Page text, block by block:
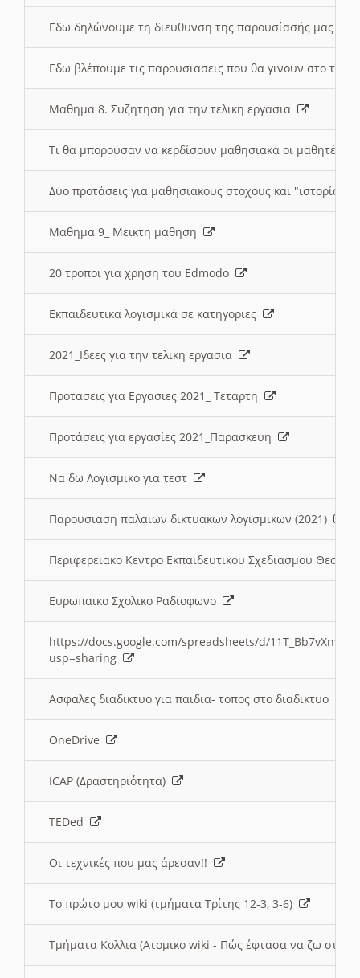
Εδω δηλώνουμε τη διευθυνση της παρουσίασής μας
Εδω βλέπουμε τις παρουσιασεις που θα γινουν στο
Μαθημα 8. Συζητηση για την τελικη εργασια
Τι θα μπορούσαν να κερδίσουν μαθησιακά οι μαθητές/
Δύο προτάσεις για μαθησιακους στοχους και "ιστορία"
Μαθημα 9_ Μεικτη μαθηση
20 τροποι για χρηση του Edmodo
Εκπαιδευτικα λογισμικά σε κατηγοριες
2021_Ιδεες για την τελικη εργασια
Προτασεις για Εργασιες 2021_ Τεταρτη
Προτάσεις για εργασίες 2021_Παρασκευη
Να δω Λογισμικο για τεστ
Παρουσιαση παλαιων δικτυακων λογισμικων (2021)
Περιφερειακο Κεντρο Εκπαιδευτικου Σχεδιασμου
Ευρωπαικο Σχολικο Ραδιοφωνο
https://docs.google.com/spreadsheets/d/
usp=sharing
Ασφαλες διαδικτυο για παιδια- τοπος στο διαδικτυο
OneDrive
ICAP (Δραστηριότητα)
TEDed
Οι τεχνικές που μας άρεσαν!!
Το πρώτο μου wiki (τμήματα Τρίτης 12-3, 3-6)
Τμήματα Κολλια (Ατομικο wiki - Πώς έφτασα να ζω στην